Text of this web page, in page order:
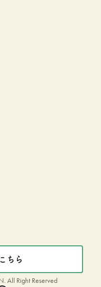
ちら
All Right Reserved